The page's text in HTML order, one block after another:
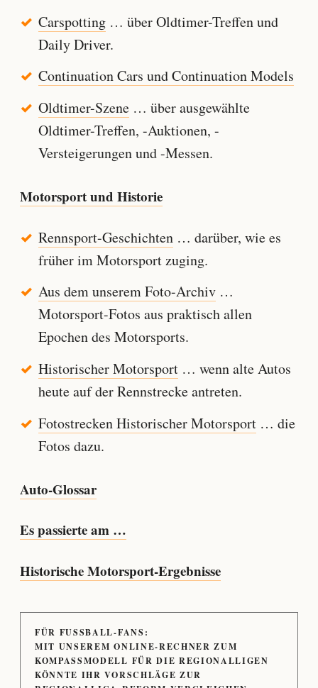
Carspotting… über Oldtimer-Treffen und
Daily Driver.
Continuation Cars und Continuation Models
Oldtimer-Szene… über ausgewählte
Oldtimer-Treffen, -Auktionen, -
Versteigerungen und -Messen.
Motorsport und Historie
Rennsport-Geschichten… darüber, wie es
früher im Motorsport zuging.
Aus dem unserem Foto-Archiv…
Motorsport-Fotos aus praktisch allen
Epochen des Motorsports.
Historischer Motorsport… wenn alte Autos
heute auf der Rennstrecke antreten.
Fotostrecken Historischer Motorsport… die
Fotos dazu.
Auto-Glossar
Es passierte am …
Historische Motorsport-Ergebnisse
FÜR FUSSBALL-FANS:
MIT UNSEREM ONLINE-RECHNER ZUM
KOMPASSMODELL FÜR DIE REGIONALLIGEN
KÖNNTE IHR VORSCHLÄGE ZUR